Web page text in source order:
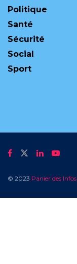
Politique
Santé
Sécurité
Social
Sport
© 2023 Panier des Infos